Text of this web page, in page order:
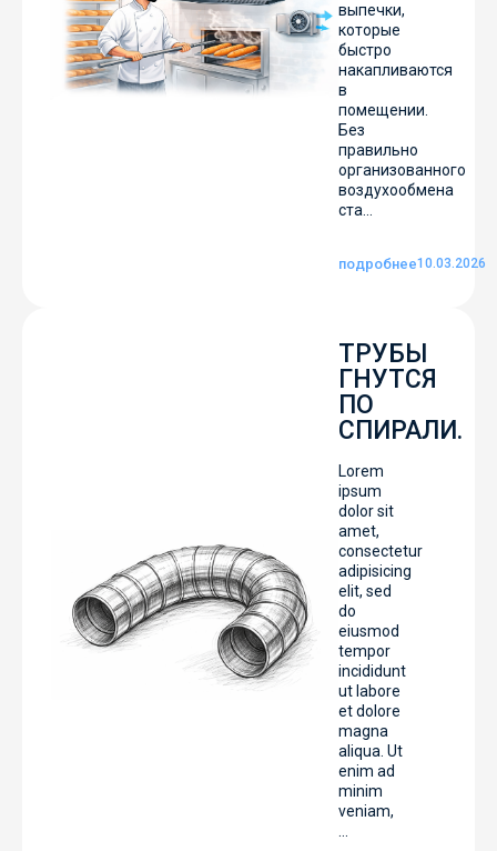
выпечки,
которые
быстро
накапливаются
в
помещении.
Без
правильно
организованного
воздухообмена
ста...
подробнее10.03.2026
ТРУБЫ
ГНУТСЯ
ПО
СПИРАЛИ.
Lorem
ipsum
dolor sit
amet,
consectetur
adipisicing
elit, sed
do
eiusmod
tempor
incididunt
ut labore
et dolore
magna
aliqua. Ut
enim ad
minim
veniam,